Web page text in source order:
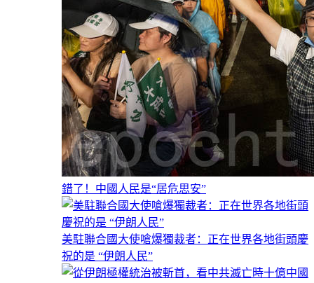
錯了！中國人民是“居危思安”
美駐聯合國大使嗆爆獨裁者：正在世界各地街頭慶
祝的是 “伊朗人民”